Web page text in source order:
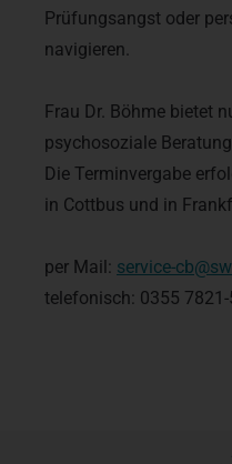
Prüfungsangst oder
navigieren.
Frau Dr. Böhme bietet
psychosoziale
Die Terminvergabe
in Cottbus und in
per Mail: service-
telefonisch: 0355